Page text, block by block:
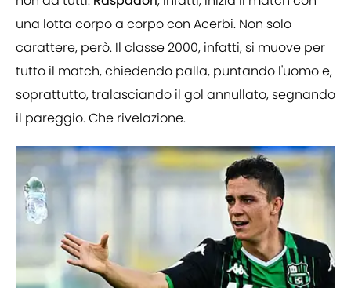
una lotta corpo a corpo con Acerbi. Non solo
carattere, però. Il classe 2000, infatti, si muove per
tutto il match, chiedendo palla, puntando l'uomo e,
soprattutto, tralasciando il gol annullato, segnando
il pareggio. Che rivelazione.